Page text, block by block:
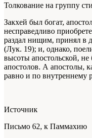
Толкование на группу
Закхей был богат,
несправедливо
раздал нищим, принял в
(Лук. 19); и, однако,
высоты апостольской,
апостолов. А апостолы,
равно и по внутреннему
Источник
Письмо 62, к Паммахию